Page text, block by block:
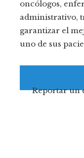
oncólogos,
administrativo,
garantizar el
uno de sus
Reportar un